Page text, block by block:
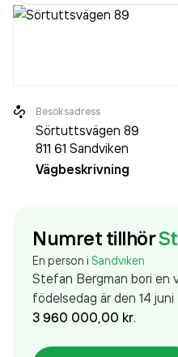
Besöksadress
Sörtuttsvägen 89
811 61 Sandviken
Vägbeskrivning
Numret tillhör
En person i Sandviken
Stefan Bergman bori en
födelsedag är den 14 juni
3 960 000,00 kr.